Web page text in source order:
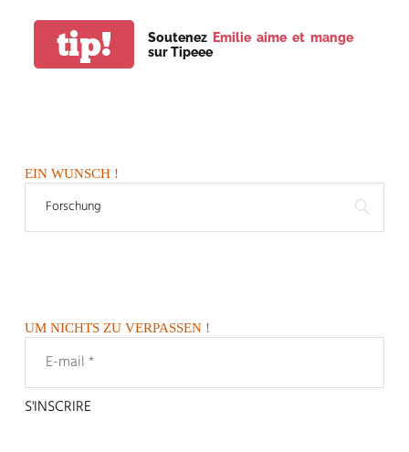
tip! Soutenez Emilie aime et mange
sur Tipeee
EIN WUNSCH !
UM NICHTS ZU VERPASSEN !